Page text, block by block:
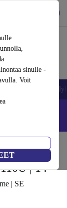
sinulle -
Voit
Koodi:
tietokoneet
| 14"
| SE